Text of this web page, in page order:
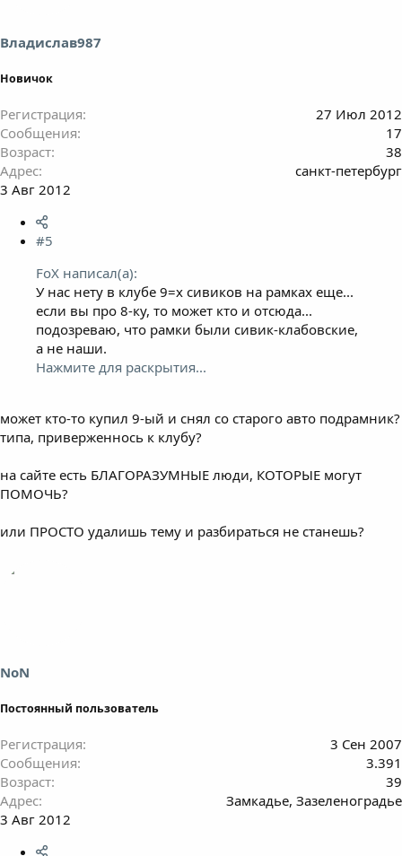
Владислав987
Новичок
Регистрация
27 Июл 2012
Сообщения
17
Возраст
38
Адрес
санкт-петербург
3 Авг 2012
#5
FoX написал(а):
У нас нету в клубе 9=х сивиков на рамках еще...
если вы про 8-ку, то может кто и отсюда...
подозреваю, что рамки были сивик-клабовские,
а не наши.
Нажмите для раскрытия...
может кто-то купил 9-ый и снял со старого авто подрамник?
типа, приверженнось к клубу?
на сайте есть БЛАГОРАЗУМНЫЕ люди, КОТОРЫЕ могут
ПОМОЧЬ?
или ПРОСТО удалишь тему и разбираться не станешь?
NoN
Постоянный пользователь
Регистрация
3 Сен 2007
Сообщения
3.391
Возраст
39
Адрес
Замкадье, Зазеленоградье
3 Авг 2012